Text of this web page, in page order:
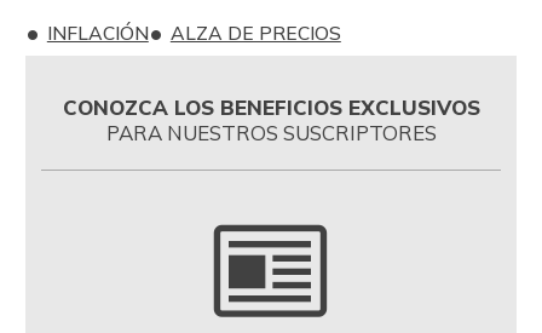
INFLACIÓN
ALZA DE PRECIOS
CONOZCA LOS BENEFICIOS EXCLUSIVOS
PARA NUESTROS SUSCRIPTORES